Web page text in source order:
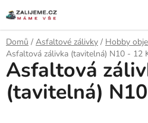
na
obsah
Domů / Asfaltové zálivky / Hobby
Asfaltová zálivka (tavitelná) N10 - 12
Asfaltová
(tavitelná)